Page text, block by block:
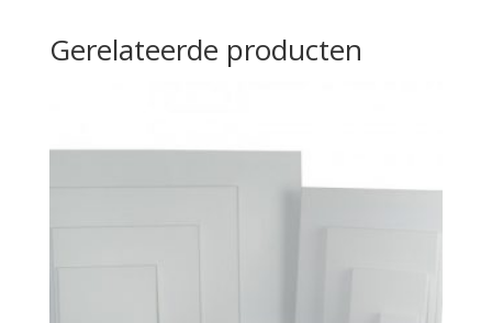
Gerelateerde producten